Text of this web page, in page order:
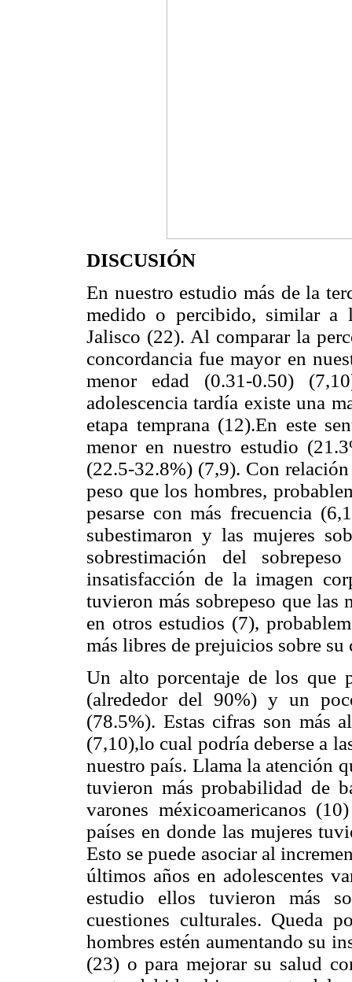
DISCUSIÓN
En nuestro estudio más de la
medido o percibido, similar a
Jalisco (22). Al comparar la
concordancia fue mayor en
menor edad (0.31-0.50)
adolescencia tardía existe una
etapa temprana (12).En este
menor en nuestro estudio
(22.5-32.8%) (7,9). Con
peso que los hombres,
pesarse con más frecuencia
subestimaron y las mujeres
sobrestimación del
insatisfacción de la imagen
tuvieron más sobrepeso que las
en otros estudios (7),
más libres de prejuicios sobre
Un alto porcentaje de los que
(alrededor del 90%) y un
(78.5%). Estas cifras son más
(7,10),lo cual podría deberse a
nuestro país. Llama la atención
tuvieron más probabilidad de
varones méxicoamericanos
países en donde las mujeres
Esto se puede asociar al
últimos años en adolescentes
estudio ellos tuvieron más
cuestiones culturales. Queda
hombres estén aumentando su
(23) o para mejorar su salud